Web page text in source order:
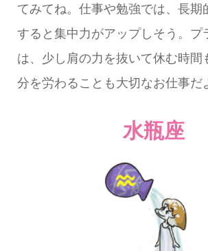
てみてね。仕事や勉強では、長期
すると集中力がアップしそう。プ
は、少し肩の力を抜いて休む時間
分を労わることも大切なお仕事だ
水瓶座